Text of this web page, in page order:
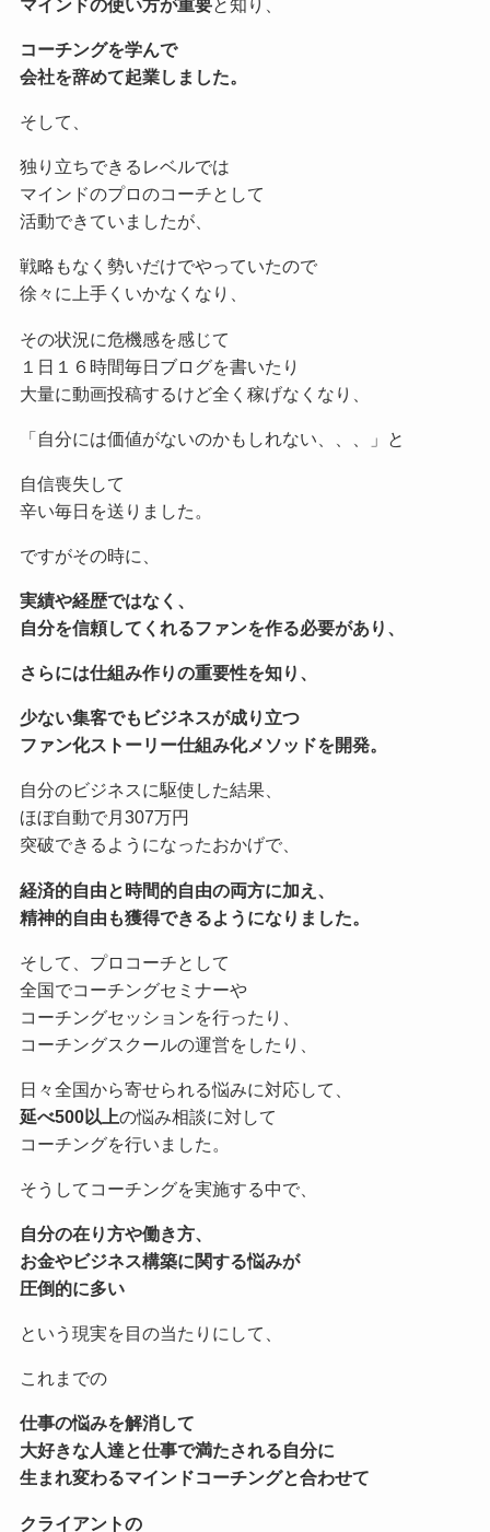
マインドの使い方が重要と知り、
コーチングを学んで
会社を辞めて起業しました。
そして、
独り立ちできるレベルでは
マインドのプロのコーチとして
活動できていましたが、
戦略もなく勢いだけでやっていたので
徐々に上手くいかなくなり、
その状況に危機感を感じて
１日１６時間毎日ブログを書いたり
大量に動画投稿するけど全く稼げなくなり、
「自分には価値がないのかもしれない、、、」と
自信喪失して
辛い毎日を送りました。
ですがその時に、
実績や経歴ではなく、
自分を信頼してくれるファンを作る必要があり、
さらには仕組み作りの重要性を知り、
少ない集客でもビジネスが成り立つ
ファン化ストーリー仕組み化メソッドを開発。
自分のビジネスに駆使した結果、
ほぼ自動で月307万円
突破できるようになったおかげで、
経済的自由と時間的自由の両方に加え、
精神的自由も獲得できるようになりました。
そして、プロコーチとして
全国でコーチングセミナーや
コーチングセッションを行ったり、
コーチングスクールの運営をしたり、
日々全国から寄せられる悩みに対応して、
延べ500以上の悩み相談に対して
コーチングを行いました。
そうしてコーチングを実施する中で、
自分の在り方や働き方、
お金やビジネス構築に関する悩みが
圧倒的に多い
という現実を目の当たりにして、
これまでの
仕事の悩みを解消して
大好きな人達と仕事で満たされる自分に
生まれ変わるマインドコーチングと合わせて
クライアントの